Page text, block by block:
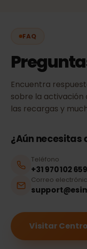
FAQ
Encuentra
sobre la activación
las recargas y
¿Aún necesitas
Teléfono
+31 970 102
Correo
Visitar